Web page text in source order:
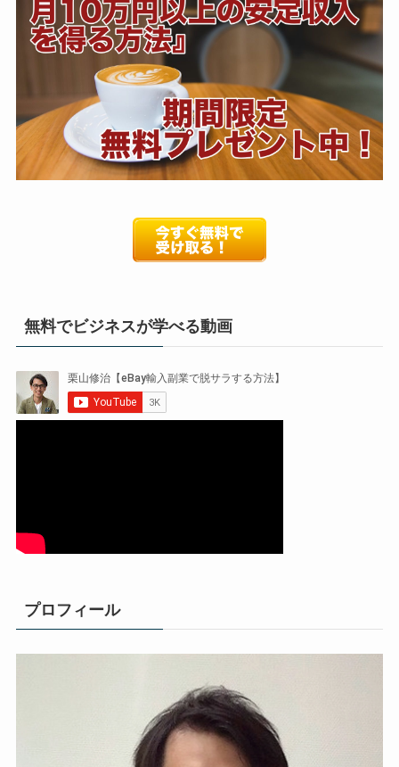
無料でビジネスが学べる動画
プロフィール